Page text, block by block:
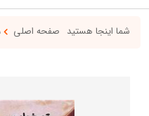
شما اینجا هستید صفحه اصلی